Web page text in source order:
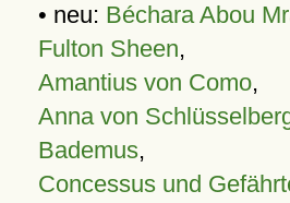
• neu: Béchara Abou
Fulton Sheen,
Amantius von Como,
Anna von
Bademus,
Concessus und